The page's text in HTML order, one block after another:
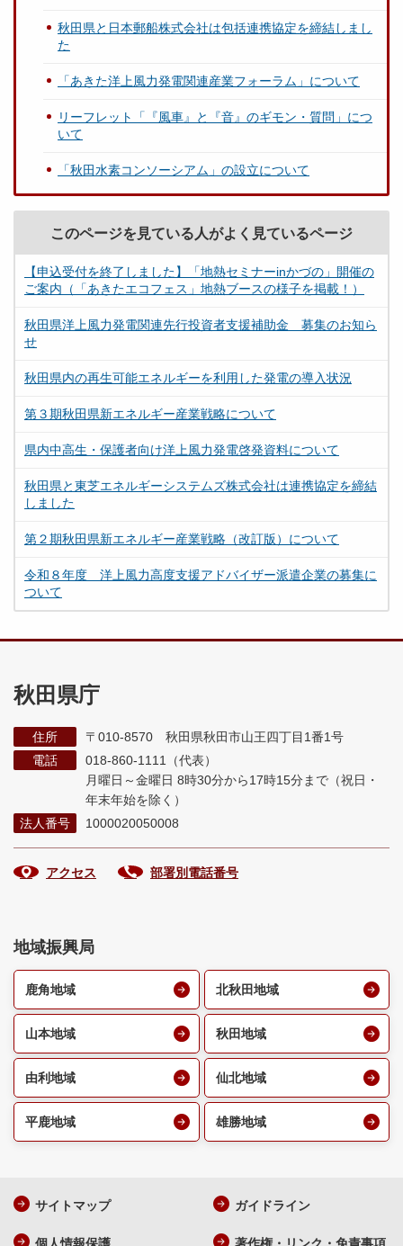
秋田県と日本郵船株式会社は包括連携協定を締結しまし
た
「あきた洋上風力発電関連産業フォーラム」について
リーフレット「『風車』と『音』のギモン・質問」につ
いて
「秋田水素コンソーシアム」の設立について
このページを見ている人がよく見ているページ
【申込受付を終了しました】「地熱セミナーinかづの」開催の
ご案内（「あきたエコフェス」地熱ブースの様子を掲載！）
秋田県洋上風力発電関連先行投資者支援補助金 募集のお知ら
せ
秋田県内の再生可能エネルギーを利用した発電の導入状況
第３期秋田県新エネルギー産業戦略について
県内中高生・保護者向け洋上風力発電啓発資料について
秋田県と東芝エネルギーシステムズ株式会社は連携協定を締結
しました
第２期秋田県新エネルギー産業戦略（改訂版）について
令和８年度 洋上風力高度支援アドバイザー派遣企業の募集に
ついて
秋田県庁
住所
〒010-8570 秋田県秋田市山王四丁目1番1号
電話
018-860-1111（代表）
月曜日～金曜日 8時30分から17時15分まで （祝日・
年末年始を除く）
法人番号
1000020050008
アクセス 部署別電話番号
地域振興局
鹿角地域 北秋田地域
山本地域 秋田地域
由利地域 仙北地域
平鹿地域 雄勝地域
サイトマップ ガイドライン
個人情報保護 著作権・リンク・免責事項